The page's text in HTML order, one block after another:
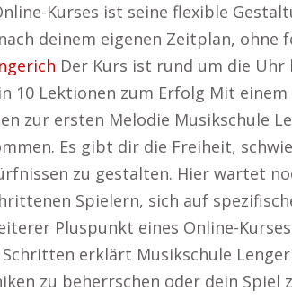
Kurses ist seine flexible
deinem eigenen Zeitplan, ohne
Der Kurs ist rund um die
10 Lektionen zum Erfolg Mit
zur ersten Melodie Musikschule
Es gibt dir die Freiheit,
zu gestalten. Hier wartet
Spielern, sich auf
Pluspunkt eines Online-
erklärt Musikschule
zu beherrschen oder dein Spiel